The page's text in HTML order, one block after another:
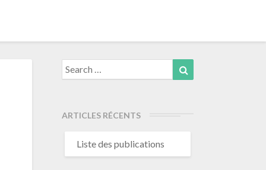
Search
for:
ARTICLES RÉCENTS
Liste des publications